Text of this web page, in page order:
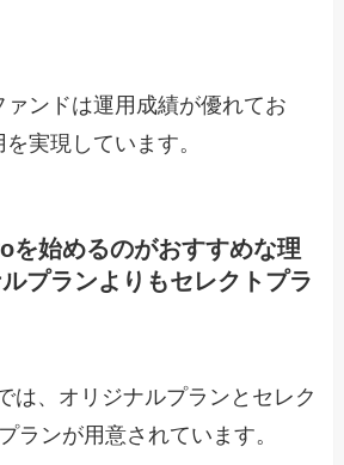
ァンドは運用成績が優れてお
実現しています。
を始めるのがおすすめな理
プランよりもセレクトプラ
は、オリジナルプランとセレク
ランが用意されています。